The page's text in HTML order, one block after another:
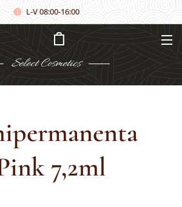
L-V 08:00-16:00
Select Cosmetics
7,2ml